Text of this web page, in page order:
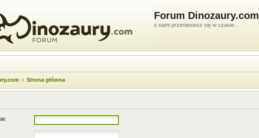
Forum Dinozaury.com
z nami przeniesiesz się w czasie...
Strona główna